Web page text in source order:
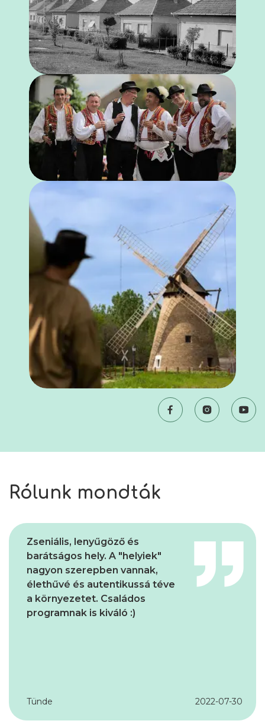
Rólunk mondták
A székelyföldi városba érve
egy életteli teli főtér fogadott
minket ami nagyon kellemes
érzéssel töltött el bennünket.
És ez a pozitív élmény csak
fokozódott ahogy végig
Péter és Lívia 2024-10-10